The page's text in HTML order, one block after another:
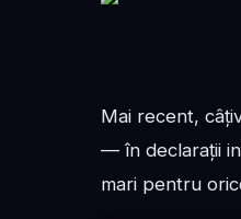
Mai recent,
— în declarații
mari pentru